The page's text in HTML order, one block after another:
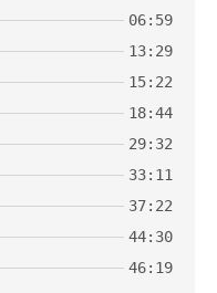
06:59
13:29
15:22
18:44
29:32
33:11
37:22
44:30
46:19